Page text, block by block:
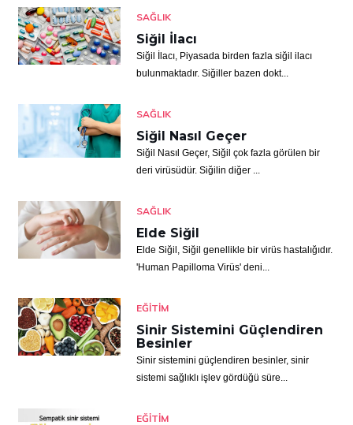
SAĞLIK
Siğil İlacı
Siğil İlacı, Piyasada birden fazla siğil ilacı
bulunmaktadır. Siğiller bazen dokt...
SAĞLIK
Siğil Nasıl Geçer
Siğil Nasıl Geçer, Siğil çok fazla görülen bir
deri virüsüdür. Siğilin diğer ...
SAĞLIK
Elde Siğil
Elde Siğil, Siğil genellikle bir virüs hastalığıdır.
'Human Papilloma Virüs' deni...
EĞITIM
Sinir Sistemini Güçlendiren
Besinler
Sinir sistemini güçlendiren besinler, sinir
sistemi sağlıklı işlev gördüğü süre...
EĞITIM